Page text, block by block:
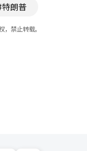
特朗普
，禁止转载。